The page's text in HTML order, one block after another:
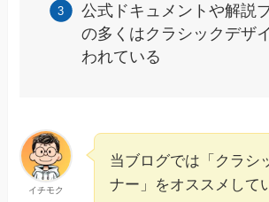
公式ドキュメントや解説
の多くはクラシックデザ
われている
イチモク
当ブログでは「クラシ
ナー」をオススメして